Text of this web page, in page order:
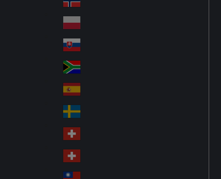
ca
nd
s
Ze
ala
nd
No
rw
ay
Po
lan
d
Sl
ov
aki
a
So
uth
Afr
ica
Sp
ain
S
we
de
n
S
wit
ze
S